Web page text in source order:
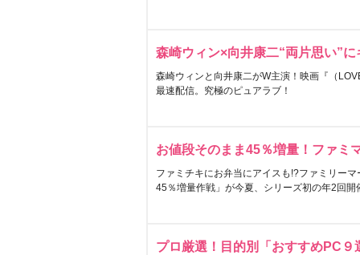
森崎ウィン×向井康二“両片思い”
森崎ウィンと向井康二がW主演！映画『（
最速配信。究極のピュアラブ！
お値段そのまま45％増量！ファミ
ファミチキにお弁当にアイスも!?ファミリー
45％増量作戦」が今夏、シリーズ初の年2回開
プロ厳選！目的別「おすすめPC９